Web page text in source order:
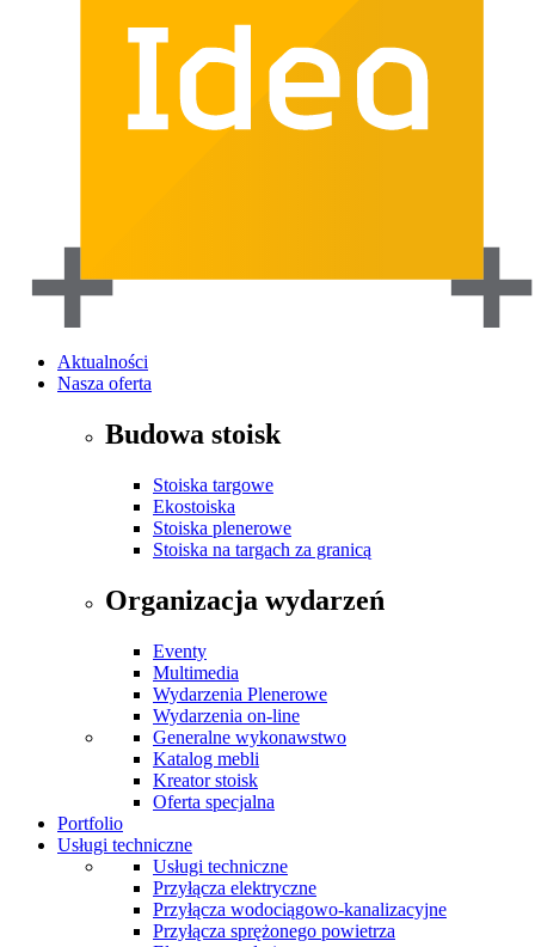
Aktualności
Nasza oferta
Budowa stoisk
Stoiska targowe
Ekostoiska
Stoiska plenerowe
Stoiska na targach za granicą
Organizacja wydarzeń
Eventy
Multimedia
Wydarzenia Plenerowe
Wydarzenia on-line
Generalne wykonawstwo
Katalog mebli
Kreator stoisk
Oferta specjalna
Portfolio
Usługi techniczne
Usługi techniczne
Przyłącza elektryczne
Przyłącza wodociągowo-kanalizacyjne
Przyłącza sprężonego powietrza